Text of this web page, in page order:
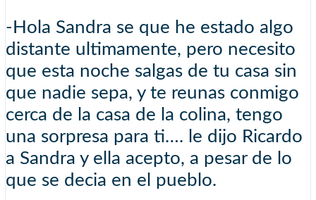
-Hola Sandra se que he estado algo
distante ultimamente, pero necesito
que esta noche salgas de tu casa sin
que nadie sepa, y te reunas conmigo
cerca de la casa de la colina, tengo
una sorpresa para ti…. le dijo Ricardo
a Sandra y ella acepto, a pesar de lo
que se decia en el pueblo.